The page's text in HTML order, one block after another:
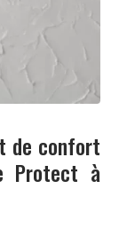
de confort
Protect à